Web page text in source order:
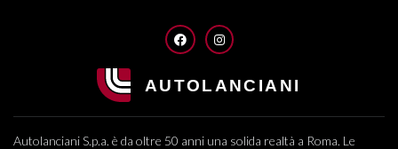
FACEBOOKINSTAGRAM
Autolanciani S.p.a. è da oltre 50 anni una solida realtà a Roma. Le